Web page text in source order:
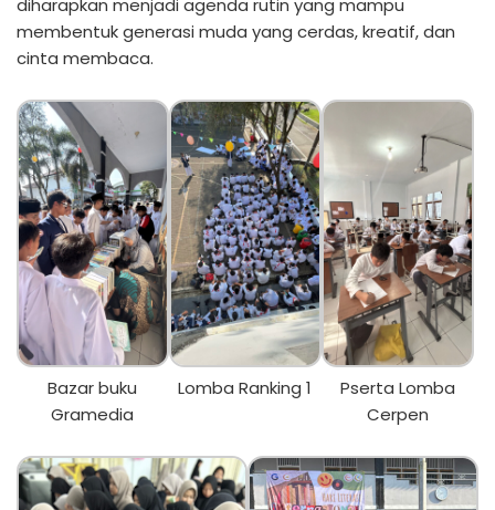
diharapkan menjadi agenda rutin yang mampu
membentuk generasi muda yang cerdas, kreatif, dan
cinta membaca.
Bazar buku
Gramedia
Lomba Ranking 1
Pserta Lomba
Cerpen